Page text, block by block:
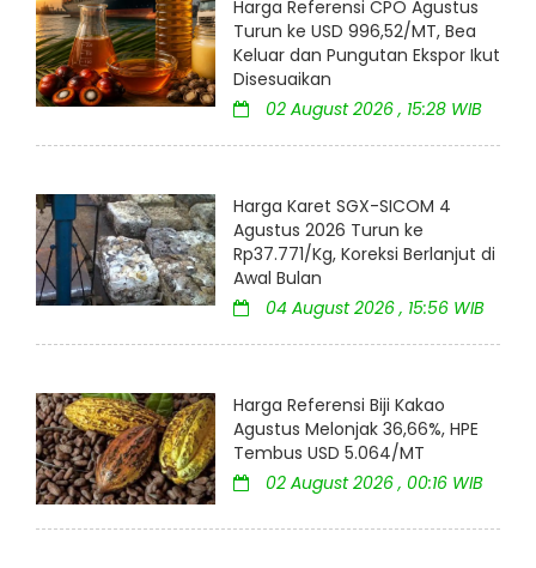
Harga Referensi CPO Agustus
Turun ke USD 996,52/MT, Bea
Keluar dan Pungutan Ekspor Ikut
Disesuaikan
02 August 2026 , 15:28 WIB
Harga Karet SGX-SICOM 4
Agustus 2026 Turun ke
Rp37.771/Kg, Koreksi Berlanjut di
Awal Bulan
04 August 2026 , 15:56 WIB
Harga Referensi Biji Kakao
Agustus Melonjak 36,66%, HPE
Tembus USD 5.064/MT
02 August 2026 , 00:16 WIB